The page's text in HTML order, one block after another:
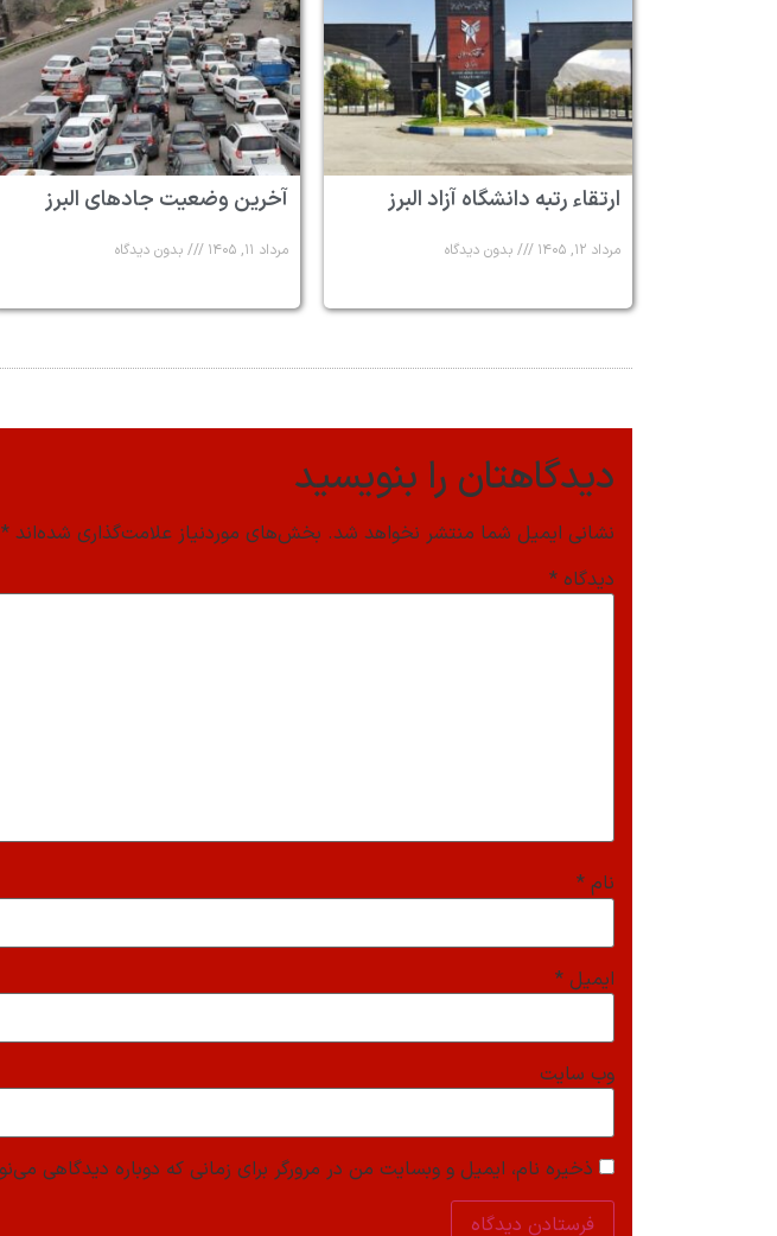
ارتقاء رتبه دانشگاه آزاد البرز
مرداد ۱۲, ۱۴۰۵ بدون دیدگاه
آخرین وضعیت جادهای البرز
مرداد ۱۱, ۱۴۰۵ بدون دیدگاه
دیدگاهتان را بنویسید
نشانی ایمیل شما منتشر نخواهد شد. بخش‌های موردنیاز علامت‌گذاری شده‌اند *
دیدگاه *
نام *
ایمیل *
وب‌ سایت
ذخیره نام، ایمیل و وبسایت من در مرورگر برای زمانی که دوباره دیدگاهی